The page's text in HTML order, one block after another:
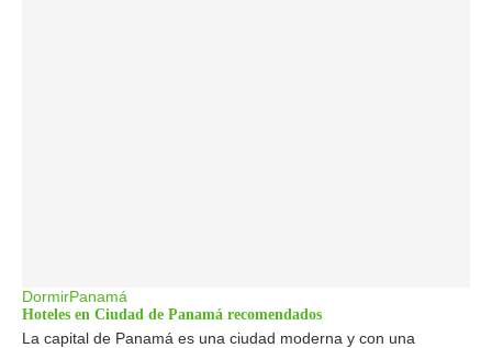
DormirPanamá
Hoteles en Ciudad de Panamá recomendados
La capital de Panamá es una ciudad moderna y con una